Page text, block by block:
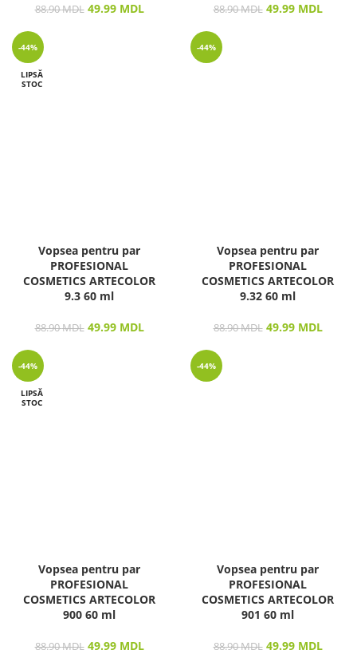
88.90MDL 49.99 MDL 88.90MDL 49.99 MDL
-44%
LIPSĂ
STOC
Vopsea pentru par
PROFESIONAL
COSMETICS ARTECOLOR
9.3 60 ml
88.90MDL 49.99 MDL
-44%
Vopsea pentru par
PROFESIONAL
COSMETICS ARTECOLOR
9.32 60 ml
88.90MDL 49.99 MDL
-44%
LIPSĂ
STOC
Vopsea pentru par
PROFESIONAL
COSMETICS ARTECOLOR
900 60 ml
88.90MDL 49.99 MDL
-44%
Vopsea pentru par
PROFESIONAL
COSMETICS ARTECOLOR
901 60 ml
88.90MDL 49.99 MDL